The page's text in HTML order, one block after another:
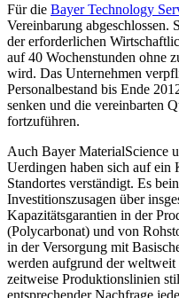
Für die Bayer Technology
Vereinbarung abgeschlossen.
der erforderlichen
auf 40 Wochenstunden ohne
wird. Das Unternehmen
Personalbestand bis Ende
senken und die vereinbarten
fortzuführen.
Auch Bayer MaterialScience
Uerdingen haben sich auf ein
Standortes verständigt. Es
Investitionszusagen über
Kapazitätsgarantien in der
(Polycarbonat) und von
in der Versorgung mit
werden aufgrund der weltweit
zeitweise Produktionslinien
entsprechender Nachfrage